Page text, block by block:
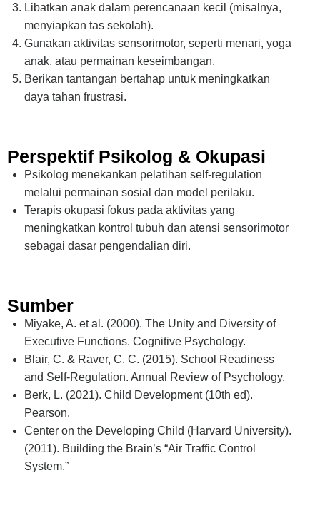
Libatkan anak dalam perencanaan kecil (misalnya,
menyiapkan tas sekolah).
Gunakan aktivitas sensorimotor, seperti menari, yoga
anak, atau permainan keseimbangan.
Berikan tantangan bertahap untuk meningkatkan
daya tahan frustrasi.
Perspektif Psikolog & Okupasi
Psikolog menekankan pelatihan self-regulation
melalui permainan sosial dan model perilaku.
Terapis okupasi fokus pada aktivitas yang
meningkatkan kontrol tubuh dan atensi sensorimotor
sebagai dasar pengendalian diri.
Sumber
Miyake, A. et al. (2000). The Unity and Diversity of
Executive Functions. Cognitive Psychology.
Blair, C. & Raver, C. C. (2015). School Readiness
and Self-Regulation. Annual Review of Psychology.
Berk, L. (2021). Child Development (10th ed).
Pearson.
Center on the Developing Child (Harvard University).
(2011). Building the Brain’s “Air Traffic Control
System.”